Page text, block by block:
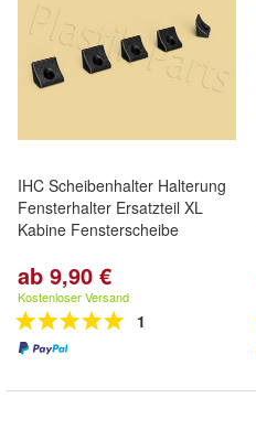
IHC Scheibenhalter Halterung
Fensterhalter Ersatzteil XL
Kabine Fensterscheibe
ab 9,90 €
Kostenloser Versand
1